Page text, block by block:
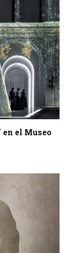
el Museo